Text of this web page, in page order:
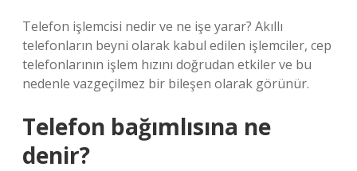
Telefon işlemcisi nedir ve ne işe yarar? Akıllı
telefonların beyni olarak kabul edilen işlemciler, cep
telefonlarının işlem hızını doğrudan etkiler ve bu
nedenle vazgeçilmez bir bileşen olarak görünür.
Telefon bağımlısına ne
denir?